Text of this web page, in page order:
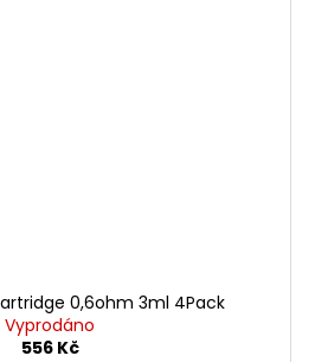
0,6ohm 3ml 4Pack
Vyprodáno
556 Kč